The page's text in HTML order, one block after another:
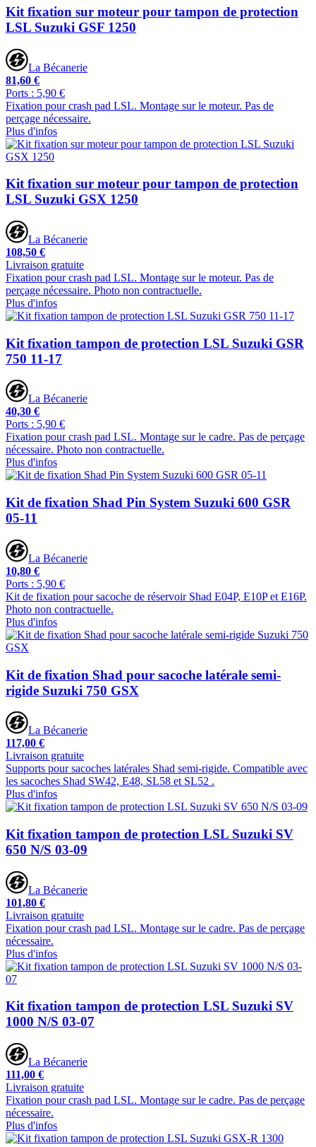
Kit fixation sur moteur pour tampon de protection
LSL Suzuki GSF 1250
La Bécanerie
81,60 €
Ports : 5,90 €
Fixation pour crash pad LSL. Montage sur le moteur. Pas de
perçage nécessaire.
Plus d'infos
Kit fixation sur moteur pour tampon de protection
LSL Suzuki GSX 1250
La Bécanerie
108,50 €
Livraison gratuite
Fixation pour crash pad LSL. Montage sur le moteur. Pas de
perçage nécessaire. Photo non contractuelle.
Plus d'infos
Kit fixation tampon de protection LSL Suzuki GSR
750 11-17
La Bécanerie
40,30 €
Ports : 5,90 €
Fixation pour crash pad LSL. Montage sur le cadre. Pas de perçage
nécessaire. Photo non contractuelle.
Plus d'infos
Kit de fixation Shad Pin System Suzuki 600 GSR
05-11
La Bécanerie
10,80 €
Ports : 5,90 €
Kit de fixation pour sacoche de réservoir Shad E04P, E10P et E16P.
Photo non contractuelle.
Plus d'infos
Kit de fixation Shad pour sacoche latérale semi-
rigide Suzuki 750 GSX
La Bécanerie
117,00 €
Livraison gratuite
Supports pour sacoches latérales Shad semi-rigide. Compatible avec
les sacoches Shad SW42, E48, SL58 et SL52 .
Plus d'infos
Kit fixation tampon de protection LSL Suzuki SV
650 N/S 03-09
La Bécanerie
101,80 €
Livraison gratuite
Fixation pour crash pad LSL. Montage sur le cadre. Pas de perçage
nécessaire.
Plus d'infos
Kit fixation tampon de protection LSL Suzuki SV
1000 N/S 03-07
La Bécanerie
111,00 €
Livraison gratuite
Fixation pour crash pad LSL. Montage sur le cadre. Pas de perçage
nécessaire.
Plus d'infos